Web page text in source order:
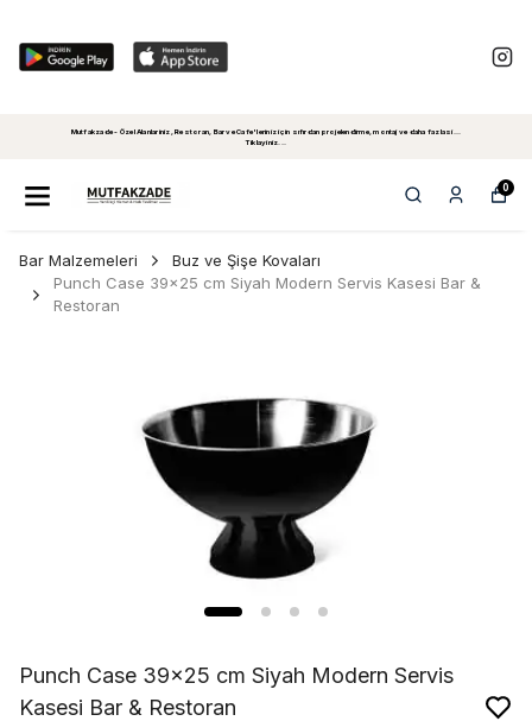
Mutfakzade - Özel Alanlariniz, Restoran, Bar ve Cafe'leriniz için sıfırdan projelendirme, montaj ve daha fazlasi...
Tiklayiniz...
0
Bar Malzemeleri
Buz ve Şişe Kovaları
Punch Case 39x25 cm Siyah Modern Servis Kasesi Bar &
Restoran
Punch Case 39x25 cm Siyah Modern Servis
Kasesi Bar & Restoran